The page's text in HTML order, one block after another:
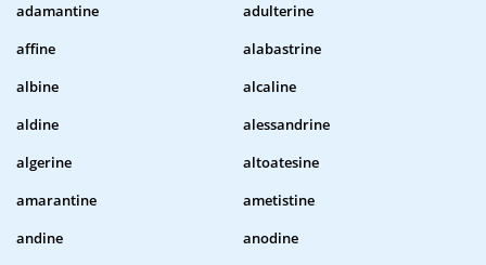
adamantine
adulterine
affine
alabastrine
albine
alcaline
aldine
alessandrine
algerine
altoatesine
amarantine
ametistine
andine
anodine